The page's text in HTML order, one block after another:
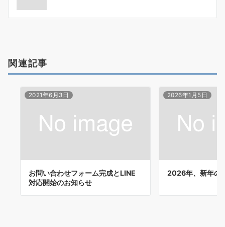
ナ
ゲ
関連記事
2021年6月3日
お問い合わせフォーム完成とLINE
対応開始のお知らせ
2026年1月5日
2026年、新年の